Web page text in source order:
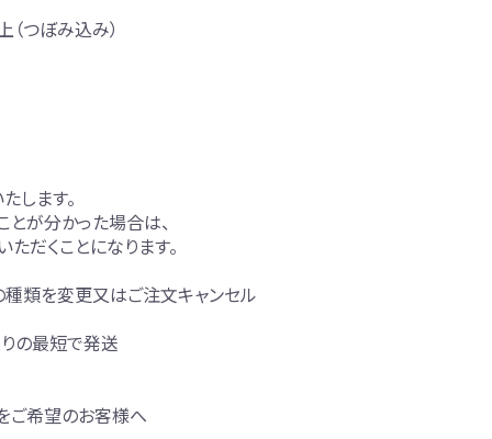
つぼみ込み）
します。
が分かった場合は、
だくことになります。
類を変更又はご注文キャンセル
の最短で発送
ご希望のお客様へ